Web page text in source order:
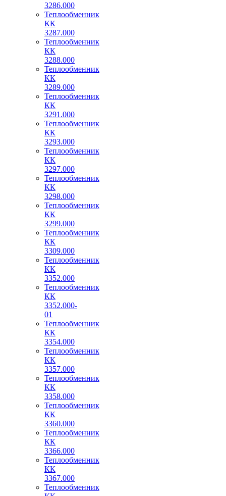
3286.000
Теплообменник
КК
3287.000
Теплообменник
КК
3288.000
Теплообменник
КК
3289.000
Теплообменник
КК
3291.000
Теплообменник
КК
3293.000
Теплообменник
КК
3297.000
Теплообменник
КК
3298.000
Теплообменник
КК
3299.000
Теплообменник
КК
3309.000
Теплообменник
КК
3352.000
Теплообменник
КК
3352.000-
01
Теплообменник
КК
3354.000
Теплообменник
КК
3357.000
Теплообменник
КК
3358.000
Теплообменник
КК
3360.000
Теплообменник
КК
3366.000
Теплообменник
КК
3367.000
Теплообменник